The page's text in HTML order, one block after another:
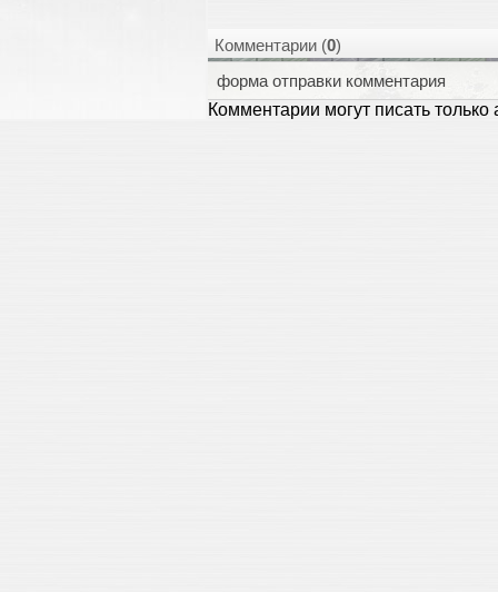
Комментарии (0)
форма отправки комментария
Комментарии могут писать